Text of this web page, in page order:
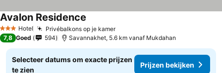
3 SterrenHotel Privébalkons op je kamer
Avalon Residence
7,8 Goed 594 Savannakhet, 5.6 km vanaf Mukdahan
Selecteer datums om exacte prijzen
te zien
Prijzen bekijken